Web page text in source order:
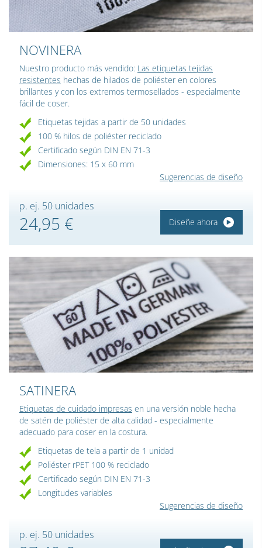
NOVINERA
Nuestro producto más vendido: Las etiquetas tejidas
resistentes hechas de hilados de poliéster en colores
brillantes y con los extremos termosellados - especialmente
fácil de coser.
Etiquetas tejidas a partir de 50 unidades
100 % hilos de poliéster reciclado
Certificado según DIN EN 71-3
Dimensiones: 15 x 60 mm
Sugerencias de diseño
p. ej. 50 unidades
24,95 € Diseñe ahora
SATINERA
Etiquetas de cuidado impresas en una versión noble hecha
de satén de poliéster de alta calidad - especialmente
adecuado para coser en la costura.
Etiquetas de tela a partir de 1 unidad
Poliéster rPET 100 % reciclado
Certificado según DIN EN 71-3
Longitudes variables
Sugerencias de diseño
p. ej. 50 unidades